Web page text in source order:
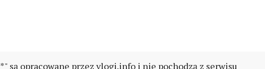
są opracowane przez vlogi.info i nie pochodzą z serwisu